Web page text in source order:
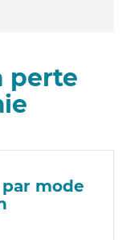
perte
mode